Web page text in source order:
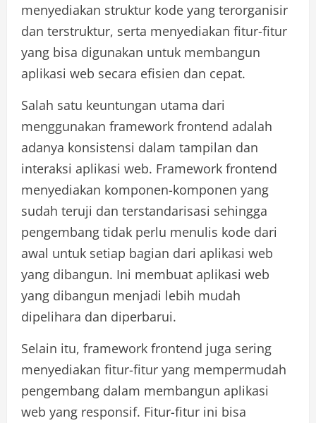
menyediakan struktur kode yang terorganisir
dan terstruktur, serta menyediakan fitur-fitur
yang bisa digunakan untuk membangun
aplikasi web secara efisien dan cepat.
Salah satu keuntungan utama dari
menggunakan framework frontend adalah
adanya konsistensi dalam tampilan dan
interaksi aplikasi web. Framework frontend
menyediakan komponen-komponen yang
sudah teruji dan terstandarisasi sehingga
pengembang tidak perlu menulis kode dari
awal untuk setiap bagian dari aplikasi web
yang dibangun. Ini membuat aplikasi web
yang dibangun menjadi lebih mudah
dipelihara dan diperbarui.
Selain itu, framework frontend juga sering
menyediakan fitur-fitur yang mempermudah
pengembang dalam membangun aplikasi
web yang responsif. Fitur-fitur ini bisa